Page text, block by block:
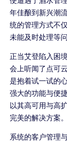
年佳酿到新兴潮
统的管理方式不
未能及时处理等
正当艾登陷入困
会上听闻了点可
是抱着试一试的
强大的功能与便
以其高可用与高
完美的解决方案。
系统的客户管理